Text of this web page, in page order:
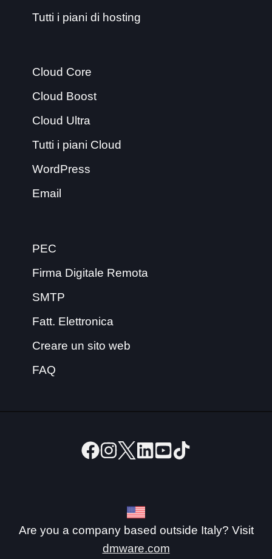
Tutti i piani di hosting
Cloud Core
Cloud Boost
Cloud Ultra
Tutti i piani Cloud
WordPress
Email
PEC
Firma Digitale Remota
SMTP
Fatt. Elettronica
Creare un sito web
FAQ
Are you a company based outside Italy? Visit
dmware.com